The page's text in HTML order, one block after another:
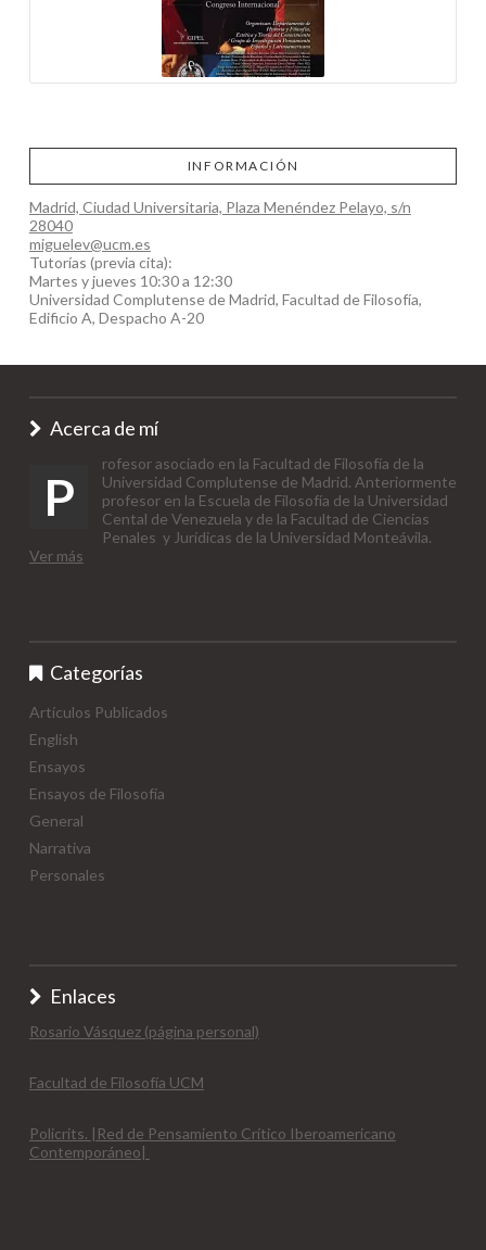
INFORMACIÓN
Madrid, Ciudad Universitaria, Plaza Menéndez Pelayo, s/n
28040
miguelev@ucm.es
Tutorías (previa cita):
Martes y jueves 10:30 a 12:30
Universidad Complutense de Madrid, Facultad de Filosofía,
Edificio A, Despacho A-20
Acerca de mí
P
rofesor asociado en la Facultad de Filosofía de la
Universidad Complutense de Madrid. Anteriormente
profesor en la Escuela de Filosofía de la Universidad
Cental de Venezuela y de la Facultad de Ciencias
Penales y Jurídicas de la Universidad Monteávila.
Ver más
Categorías
Artículos Publicados
English
Ensayos
Ensayos de Filosofía
General
Narrativa
Personales
Enlaces
Rosario Vásquez (página personal)
Facultad de Filosofía UCM
Policrits. |Red de Pensamiento Crítico Iberoamericano
Contemporáneo|